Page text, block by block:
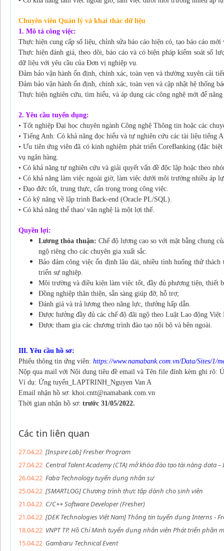
Chuyên viên Quản lý và khai thác dữ liệu
1. Mô tả công việc:
Thực hiện cung cấp số liệu, chỉnh sửa báo cáo hiện có, tạo báo cáo
Thực hiện đánh giá, theo dõi, báo cáo và có biện pháp kiểm soát số
dữ liệu với yêu cầu của Đơn vị nghiệp vụ.
Đảm bảo vận hành ổn định, chính xác, toàn vẹn và thường xuyên cải
Đảm bảo vận hành ổn định, chính xác, toàn vẹn và cập nhật hệ thống
Thực hiện nghiên cứu, tìm hiểu, và áp dụng các công nghệ mới để
2. Yêu cầu tuyển dụng:
• Tốt nghiệp Đại học chuyên ngành Công nghệ Thông tin hoặc các
• Tiếng Anh: Có khả năng đọc hiểu và tự nghiên cứu các tài liệu tiếng
• Ưu tiên ứng viên đã có kinh nghiệm phát triển CoreBanking (đặc
vụ ngân hàng.
• Có khả năng tự nghiên cứu và giải quyết vấn đề độc lập hoặc theo
• Có khả năng làm việc ngoài giờ, làm việc dưới môi trường nhiều áp
• Đạo đức tốt, trung thực, cẩn trọng trong công việc.
• Có kỹ năng về lập trình Back-end (Oracle PL/SQL).
• Có khả năng thể thao/ văn nghệ là một lợi thế.
Quyền lợi:
Lương thỏa thuận:Chế độ lương cao so với mặt bằng chung
ngộ riêng cho các chuyên gia xuất sắc.
Bảo đảm công việc ổn định lâu dài, nhiều tình huống thử
triển sự nghiệp.
Môi trường và điều kiện làm việc tốt, đầy đủ phương tiện, thiết
Đồng nghiệp thân thiện, sẵn sàng giúp đỡ, hỗ trợ;
Đánh giá và trả lương theo năng lực, thưởng hấp dẫn.
Được hưởng đầy đủ các chế độ đãi ngộ theo Luật Lao động
Được tham gia các chương trình đào tạo nội bộ và bên ngoài.
III. Yêu cầu hồ sơ:
Phiếu thông tin ứng viên: https://www.namabank.com.vn/Data/Sites/1/
Nộp qua mail với Nội dung tiêu đề email và Tên file đính kèm ghi rõ:
Ví dụ: Ứng tuyển_LAPTRINH_Nguyen Van A
Email nhận hồ sơ: khoi.cntt@namabank.com.vn
Thời gian nhận hồ sơ: trước 31/05/2022.
Các tin liên quan
27.04.22 [Inspire Lab] Fresher Program
27.04.22 Central Talent Academy (CTA) mở khóa đào tạo tài năng data –
26.04.22 Faba Technology tuyển dụng nhân sự
25.04.22 [SMARTLOG] Chương trình thực tập dành cho sinh viên
21.04.22 C/C++ Software Developer (Fresher)
21.04.22 [DEK Technologies Việt Nam] Thông tin tuyển dụng Interns -
18.04.22 VNPT TP. Hồ Chí Minh tuyển dụng nhân viên Phát triển phần
15.04.22 Gambaru Technical Event